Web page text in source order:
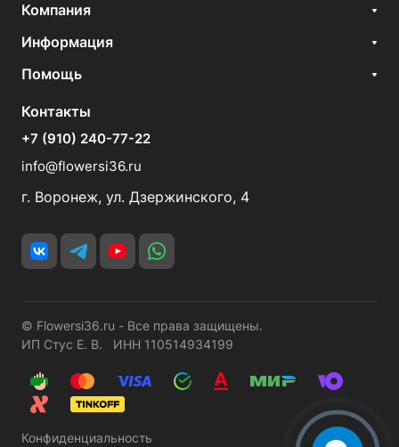
Компания
Информация
Помощь
Контакты
+7 (910) 240-77-22
info@flowersi36.ru
г. Воронеж, ул. Дзержинского, 4
© Flowersi36.ru - Все права защищены.
ИП Стус Е. В. ИНН 110514934199
Конфиденциальность